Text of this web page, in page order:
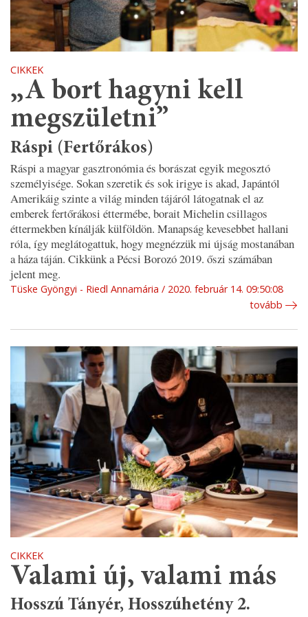
CIKKEK
„A bort hagyni kell
megszületni”
Ráspi (Fertőrákos)
Ráspi a magyar gasztronómia és borászat egyik megosztó
személyisége. Sokan szeretik és sok irigye is akad, Japántól
Amerikáig szinte a világ minden tájáról látogatnak el az
emberek fertőrákosi éttermébe, borait Michelin csillagos
éttermekben kínálják külföldön. Manapság kevesebbet hallani
róla, így meglátogattuk, hogy megnézzük mi újság mostanában
a háza táján. Cikkünk a Pécsi Borozó 2019. őszi számában
jelent meg.
Tüske Gyöngyi - Riedl Annamária
2020. február 14. 09:50:08
tovább
CIKKEK
Valami új, valami más
Hosszú Tányér, Hosszúhetény 2.